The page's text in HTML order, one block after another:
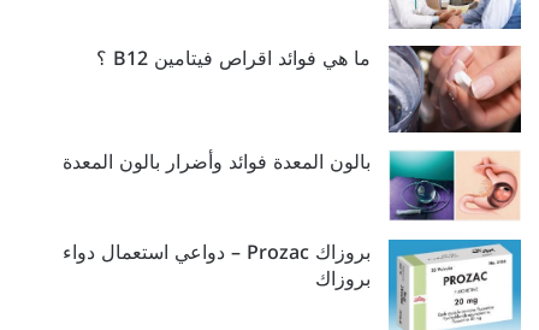
ما هي فوائد اقراص فيتامين B12 ؟
بالون المعدة فوائد وأضرار بالون المعدة
بروزاك Prozac – دواعي استعمال دواء
بروزاك